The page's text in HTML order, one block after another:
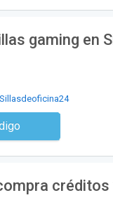
gaming en
Sillasdeoficina24
código
créditos